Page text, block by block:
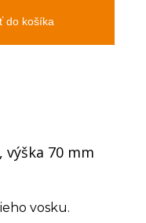
do košíka
výška 70 mm
vosku.